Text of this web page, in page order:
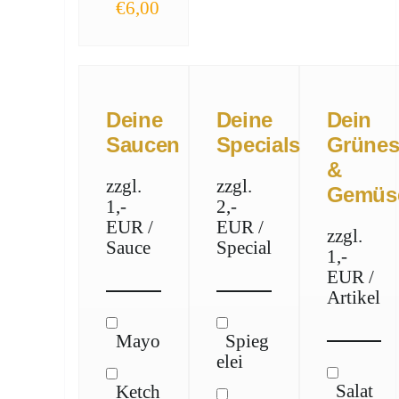
€6,00
Deine
Saucen
zzgl.
1,-
EUR /
Sauce
Mayo
Ketch
Deine
Specials
zzgl.
2,-
EUR /
Special
Spieg
elei
Dein
Grünes
&
zzgl.
1,-
EUR /
Artikel
Salat